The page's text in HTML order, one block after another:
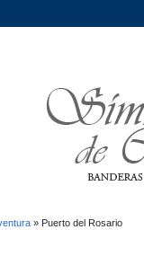
» Puerto del Rosario